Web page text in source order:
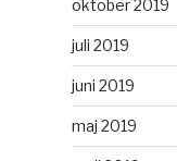
oktober 2019
juli 2019
juni 2019
maj 2019